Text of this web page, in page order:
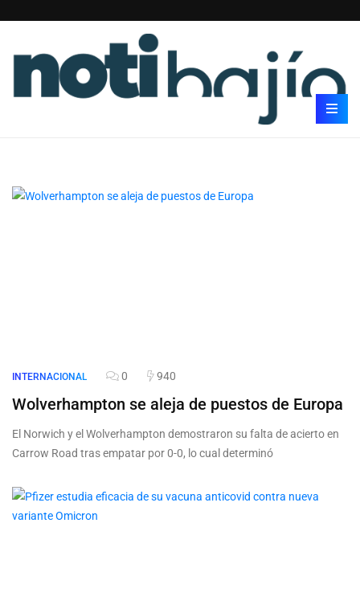
INTERNACIONAL 0 940
Wolverhampton se aleja de puestos de Europa
El Norwich y el Wolverhampton demostraron su falta de acierto en
Carrow Road tras empatar por 0-0, lo cual determinó